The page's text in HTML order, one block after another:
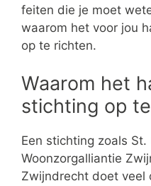
feiten die je moet
waarom het voor jou
op te richten.
Waarom het
stichting op
Een stichting zoals St.
Woonzorgalliantie
Zwijndrecht doet veel